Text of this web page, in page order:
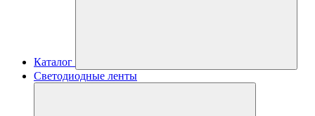
Каталог
Светодиодные ленты